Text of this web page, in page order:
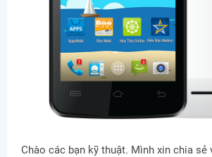
Chào các bạn kỹ thuật. Mình xin chia sẻ